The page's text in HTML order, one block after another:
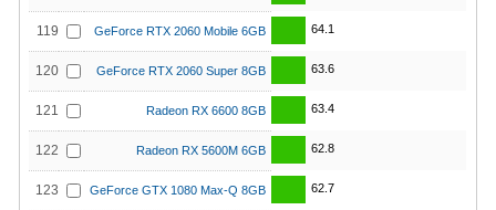
119 GeForce RTX 2060 Mobile 6GB 64.1
120 GeForce RTX 2060 Super 8GB 63.6
121 Radeon RX 6600 8GB 63.4
122 Radeon RX 5600M 6GB 62.8
123 GeForce GTX 1080 Max-Q 8GB 62.7